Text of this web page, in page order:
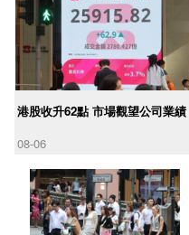
港股收升62點 市場觀望公司業績
08-06